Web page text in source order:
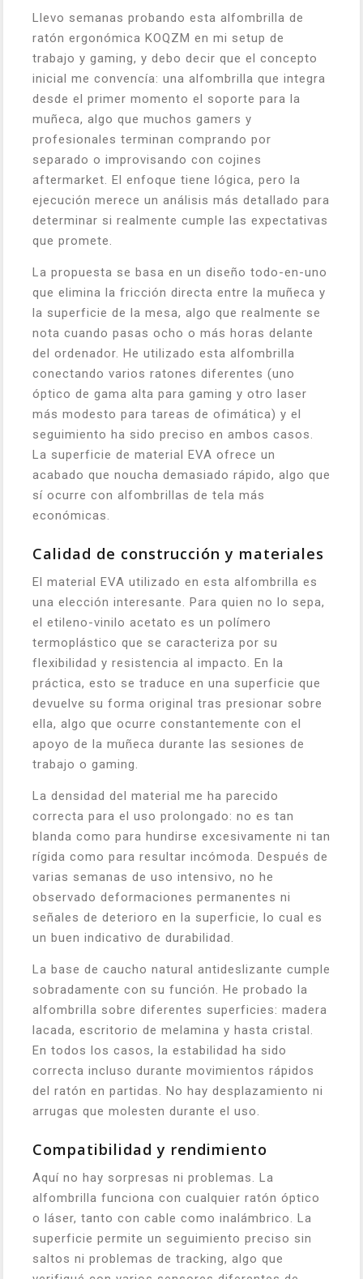
Llevo semanas probando esta alfombrilla de
ratón ergonómica KOQZM en mi setup de
trabajo y gaming, y debo decir que el concepto
inicial me convencía: una alfombrilla que integra
desde el primer momento el soporte para la
muñeca, algo que muchos gamers y
profesionales terminan comprando por
separado o improvisando con cojines
aftermarket. El enfoque tiene lógica, pero la
ejecución merece un análisis más detallado para
determinar si realmente cumple las expectativas
que promete.
La propuesta se basa en un diseño todo-en-uno
que elimina la fricción directa entre la muñeca y
la superficie de la mesa, algo que realmente se
nota cuando pasas ocho o más horas delante
del ordenador. He utilizado esta alfombrilla
conectando varios ratones diferentes (uno
óptico de gama alta para gaming y otro laser
más modesto para tareas de ofimática) y el
seguimiento ha sido preciso en ambos casos.
La superficie de material EVA ofrece un
acabado que noucha demasiado rápido, algo que
sí ocurre con alfombrillas de tela más
económicas.
Calidad de construcción y materiales
El material EVA utilizado en esta alfombrilla es
una elección interesante. Para quien no lo sepa,
el etileno-vinilo acetato es un polímero
termoplástico que se caracteriza por su
flexibilidad y resistencia al impacto. En la
práctica, esto se traduce en una superficie que
devuelve su forma original tras presionar sobre
ella, algo que ocurre constantemente con el
apoyo de la muñeca durante las sesiones de
trabajo o gaming.
La densidad del material me ha parecido
correcta para el uso prolongado: no es tan
blanda como para hundirse excesivamente ni tan
rígida como para resultar incómoda. Después de
varias semanas de uso intensivo, no he
observado deformaciones permanentes ni
señales de deterioro en la superficie, lo cual es
un buen indicativo de durabilidad.
La base de caucho natural antideslizante cumple
sobradamente con su función. He probado la
alfombrilla sobre diferentes superficies: madera
lacada, escritorio de melamina y hasta cristal.
En todos los casos, la estabilidad ha sido
correcta incluso durante movimientos rápidos
del ratón en partidas. No hay desplazamiento ni
arrugas que molesten durante el uso.
Compatibilidad y rendimiento
Aquí no hay sorpresas ni problemas. La
alfombrilla funciona con cualquier ratón óptico
o láser, tanto con cable como inalámbrico. La
superficie permite un seguimiento preciso sin
saltos ni problemas de tracking, algo que